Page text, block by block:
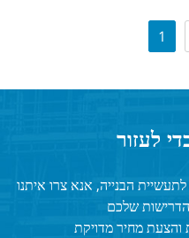
1
לעזור
הבנייה, אנא צרו איתנו